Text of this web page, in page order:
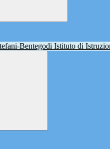
Istituto di